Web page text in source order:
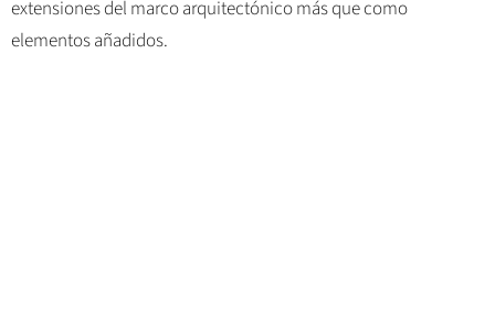
extensiones del marco arquitectónico más que como
elementos añadidos.